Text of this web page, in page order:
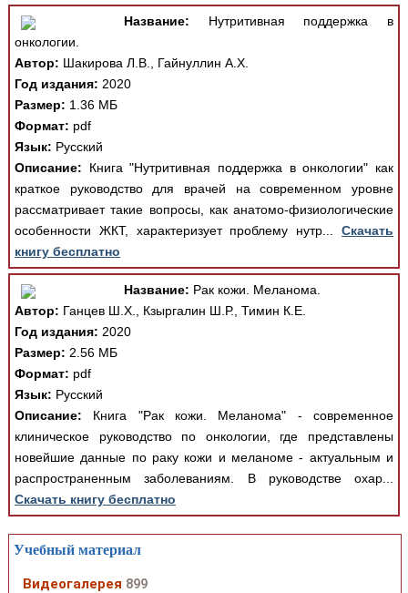
Название: Нутритивная поддержка в
онкологии.
Автор: Шакирова Л.В., Гайнуллин А.Х.
Год издания: 2020
Размер: 1.36 МБ
Формат: pdf
Язык: Русский
Описание: Книга "Нутритивная поддержка в онкологии" как
краткое руководство для врачей на современном уровне
рассматривает такие вопросы, как анатомо-физиологические
особенности ЖКТ, характеризует проблему нутр...Скачать
книгу бесплатно
Название: Рак кожи. Меланома.
Автор: Ганцев Ш.Х., Кзыргалин Ш.Р., Тимин К.Е.
Год издания: 2020
Размер: 2.56 МБ
Формат: pdf
Язык: Русский
Описание: Книга "Рак кожи. Меланома" - современное
клиническое руководство по онкологии, где представлены
новейшие данные по раку кожи и меланоме - актуальным и
распространенным заболеваниям. В руководстве охар...
Скачать книгу бесплатно
Учебный материал
Видеогалерея 899